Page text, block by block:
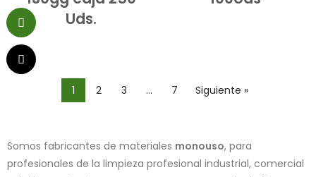
Uds.
1 2 3 … 7 Siguiente »
Somos fabricantes de materiales monouso, para
profesionales de la limpieza profesional industrial, comercial